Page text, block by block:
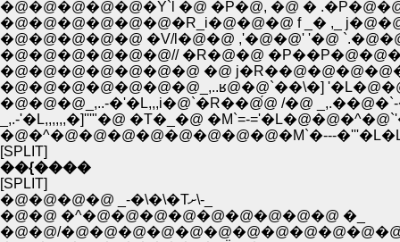
�@�@�@�@�@�Y`l �@ �P�@, �@ �
�@�@�@�@�@�@�R_i�@�@�@ f _� ,_
�@�@�@�@�@ �V/l�@�@ ,'�@�@' '�@
�@�@�@�@�@�@// �R�@�@
�@�@�@�@�@�@�@ �@
�@�@�@�@�@�@�@_,..ʁ@�@`��\�]
�@�@�@_,..-�'�L,,,i�@`�R��@́@ /�@
_,.-'�L,,,,,,�]'''"�@ �T�_�@ �M`=-
�@�^�@�@�@�@�@�@�@�@�M`�---
[SPLIT]
��{����
[SPLIT]
�@�@�@�@ _-�\�\�Tށ\-_
�@�@ �^�@�@�@�@�@�@�@�@�@ �_
�@�@/